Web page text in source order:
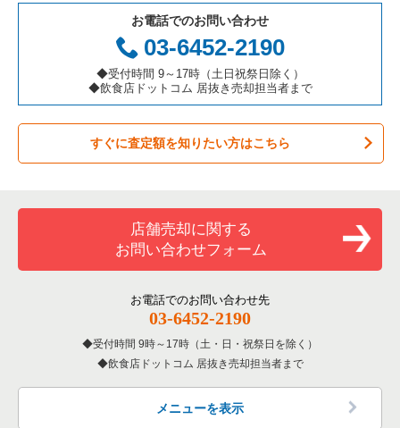
お電話でのお問い合わせ
03-6452-2190
◆受付時間 9～17時（土日祝祭日除く）
◆飲食店ドットコム 居抜き売却担当者まで
すぐに査定額を知りたい方はこちら
店舗売却に関する
お問い合わせフォーム
お電話でのお問い合わせ先
03-6452-2190
受付時間 9時～17時（土・日・祝祭日を除く）
飲食店ドットコム 居抜き売却担当者まで
メニューを表示